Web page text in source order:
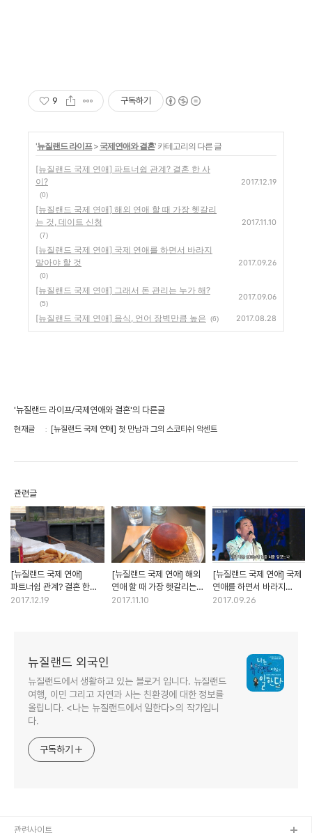
9 구독하기
'뉴질랜드 라이프> 국제연애와 결혼' 카테고리의 다른 글
[뉴질랜드 국제 연애] 파트너쉽 관계? 결혼 한 사
이?
(0)
2017.12.19
[뉴질랜드 국제 연애] 해외 연애 할 때 가장 헷갈리
는 것, 데이트 신청
(7)
2017.11.10
[뉴질랜드 국제 연애] 국제 연애를 하면서 바라지
말아야 할 것
(0)
2017.09.26
[뉴질랜드 국제 연애] 그래서 돈 관리는 누가 해?
(5)
2017.09.06
[뉴질랜드 국제 연애] 음식, 언어 장벽만큼 높은 (6) 2017.08.28
'뉴질랜드 라이프/국제연애와 결혼'의 다른글
현재글 [뉴질랜드 국제 연애] 첫 만남과 그의 스코티쉬 악센트
관련글
[뉴질랜드 국제 연애]
파트너쉽 관계? 결혼 한
사이?
2017.12.19
[뉴질랜드 국제 연애] 해외
연애 할 때 가장 헷갈리는
것, 데이트 신청
2017.11.10
[뉴질랜드 국제 연애] 국제
연애를 하면서 바라지
말아야 할 것
2017.09.26
뉴질랜드 외국인
뉴질랜드에서 생활하고 있는 블로거 입니다. 뉴질랜드
여행, 이민 그리고 자연과 사는 친환경에 대한 정보를
올립니다. <나는 뉴질랜드에서 일한다>의 작가입니
다.
구독하기
관련사이트